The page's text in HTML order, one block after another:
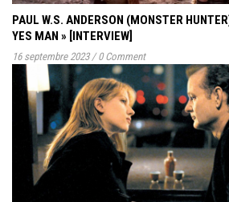
PAUL W.S. ANDERSON (MONSTER
YES MAN » [INTERVIEW]
16 septembre 2023 / 0 Comment